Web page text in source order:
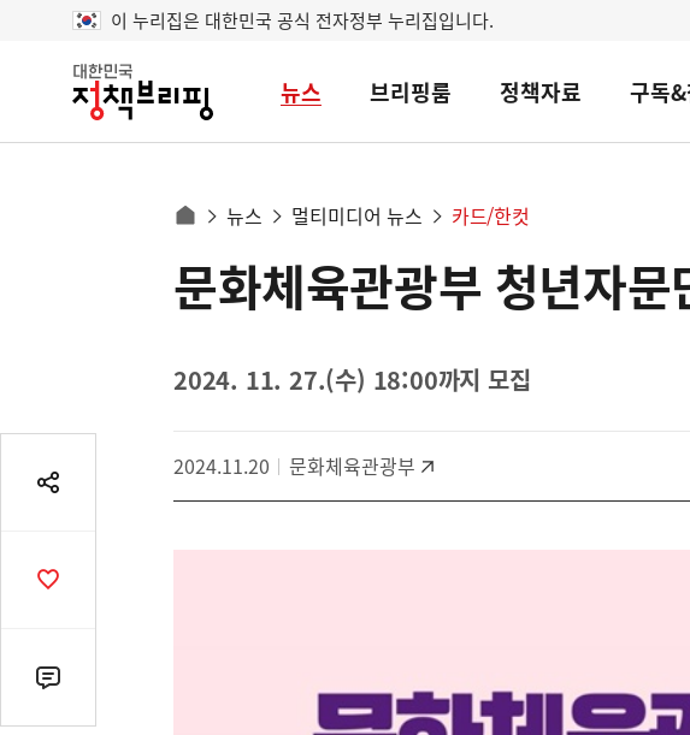
이 누리집은 대한민국 공식 전자정부 누리집입니다.
대
민
뉴스 브리핑룸 정책자료 구독
로
으
로
뉴스 멀티미디어 뉴스 카드/한컷
공
기
공
댓
글
문화체육관광부 청년자
2024. 11. 27.(수) 18:00까지 모집
2024.11.20 문화체육관광부